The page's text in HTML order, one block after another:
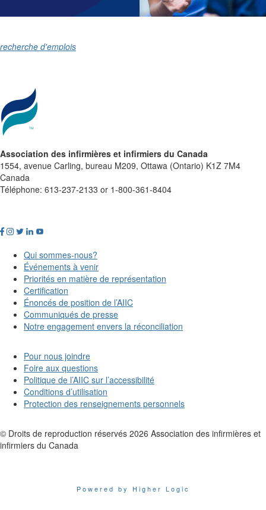
recherche d'emplois
Association des infirmières et infirmiers du Canada
1554, avenue Carling, bureau M209, Ottawa (Ontario) K1Z 7M4
Canada
Téléphone: 613-237-2133 or 1-800-361-8404
Qui sommes-nous?
Événements à venir
Priorités en matière de représentation
Certification
Énoncés de position de l’AIIC
Communiqués de presse
Notre engagement envers la réconciliation
Pour nous joindre
Foire aux questions
Politique de l’AIIC sur l’accessibilité
Conditions d’utilisation
Protection des renseignements personnels
© Droits de reproduction réservés 2026 Association des infirmières et
infirmiers du Canada
Powered by Higher Logic